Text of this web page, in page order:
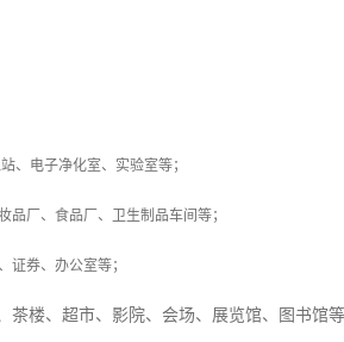
、电子净化室、实验室等；
品厂、食品厂、卫生制品车间等；
证券、办公室等；
茶楼、超市、影院、会场、展览馆、图书馆等